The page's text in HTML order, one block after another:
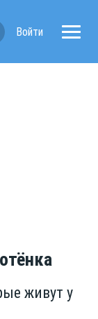
Войти
живут у